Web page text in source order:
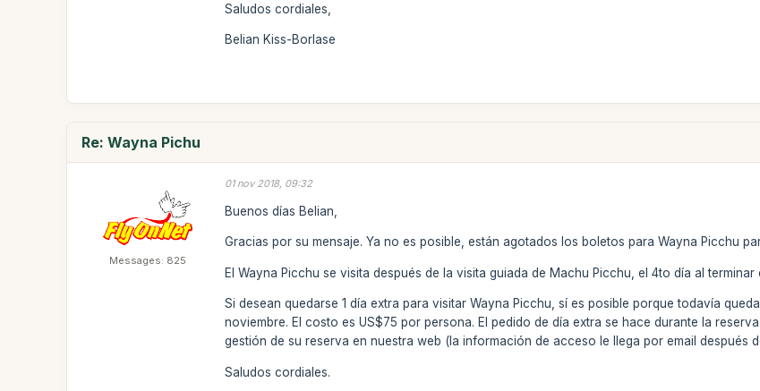
Saludos cordiales,
Belian Kiss-Borlase
Re: Wayna Pichu
Messages: 825
01 nov 2018, 09:32
Buenos días Belian,
Gracias por su mensaje. Ya no es posible, están agotados los boletos para Wayna Picchu
El Wayna Picchu se visita después de la visita guiada de Machu Picchu, el 4to día al
Si desean quedarse 1 día extra para visitar Wayna Picchu, sí es posible porque todavía
noviembre. El costo es US$75 por persona. El pedido de día extra se hace durante la
gestión de su reserva en nuestra web (la información de acceso le llega por email después
Saludos cordiales.